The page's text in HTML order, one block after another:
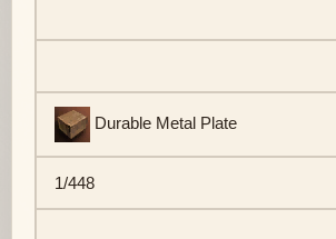
Durable Metal Plate
1/448